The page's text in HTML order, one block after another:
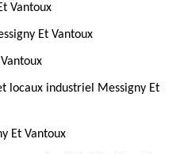
Vantoux
Et Vantoux
locaux industriel Messigny Et
Et Vantoux